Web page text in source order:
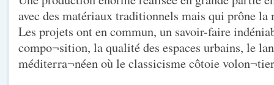
avec des matériaux traditionnels mais qui prône la
Les projets ont en commun, un savoir-faire
compo¬sition, la qualité des espaces urbains, le
méditerra¬néen où le classicisme côtoie